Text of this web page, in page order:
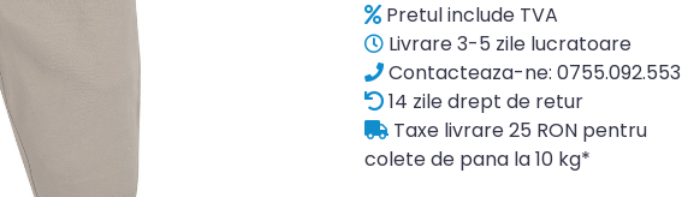
Pretul include TVA
Livrare 3-5 zile lucratoare
Contacteaza-ne: 0755.092.553
14 zile drept de retur
Taxe livrare 25 RON pentru
colete de pana la 10 kg*